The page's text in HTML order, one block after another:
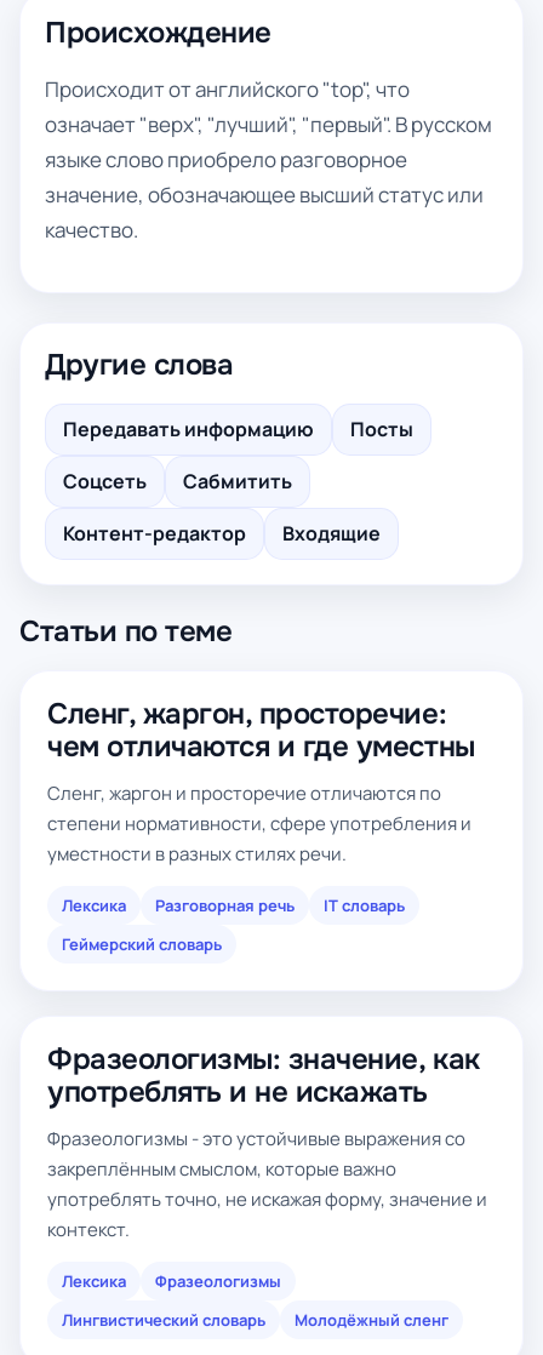
Происхождение
Происходит от английского "top", что
означает "верх", "лучший", "первый". В русском
языке слово приобрело разговорное
значение, обозначающее высший статус или
качество.
Другие слова
Передавать информацию
Посты
Соцсеть
Сабмитить
Контент-редактор
Входящие
Статьи по теме
Сленг, жаргон, просторечие:
чем отличаются и где уместны
Сленг, жаргон и просторечие отличаются по
степени нормативности, сфере употребления и
уместности в разных стилях речи.
Лексика Разговорная речь
IT словарь
Геймерский словарь
Фразеологизмы: значение, как
употреблять и не искажать
Фразеологизмы - это устойчивые выражения со
закреплённым смыслом, которые важно
употреблять точно, не искажая форму, значение и
контекст.
Лексика
Фразеологизмы
Лингвистический словарь
Молодёжный сленг